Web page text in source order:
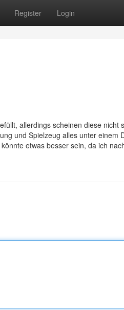
Register Login
allerdings scheinen diese nicht
und Spielzeug alles unter einem
etwas besser sein, da ich